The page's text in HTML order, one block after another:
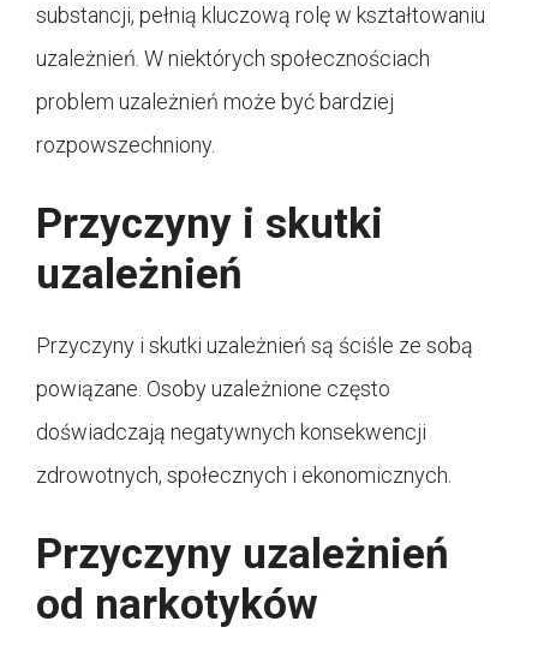
substancji, pełnią kluczową rolę w kształtowaniu
uzależnień. W niektórych społecznościach
problem uzależnień może być bardziej
rozpowszechniony.
Przyczyny i skutki
uzależnień
Przyczyny i skutki uzależnień są ściśle ze sobą
powiązane. Osoby uzależnione często
doświadczają negatywnych konsekwencji
zdrowotnych, społecznych i ekonomicznych.
Przyczyny uzależnień
od narkotyków